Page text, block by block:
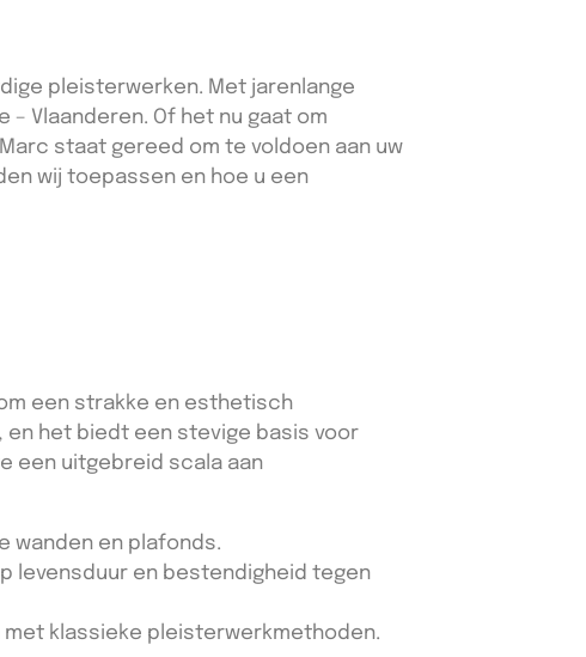
pleisterwerken. Met jarenlange
Vlaanderen. Of het nu gaat om
staat gereed om te voldoen aan uw
wij toepassen en hoe u een
een strakke en esthetisch
en het biedt een stevige basis voor
een uitgebreid scala aan
wanden en plafonds.
levensduur en bestendigheid tegen
klassieke pleisterwerkmethoden.